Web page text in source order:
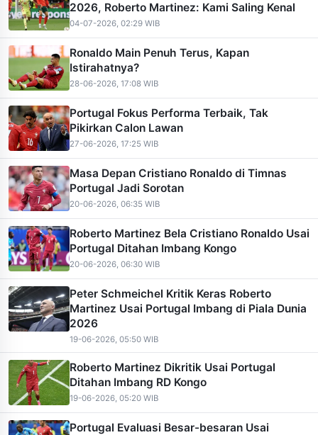
2026, Roberto Martinez: Kami Saling Kenal
04-07-2026, 02:29 WIB
Ronaldo Main Penuh Terus, Kapan
Istirahatnya?
28-06-2026, 17:08 WIB
Portugal Fokus Performa Terbaik, Tak
Pikirkan Calon Lawan
27-06-2026, 17:25 WIB
Masa Depan Cristiano Ronaldo di Timnas
Portugal Jadi Sorotan
20-06-2026, 06:35 WIB
Roberto Martinez Bela Cristiano Ronaldo Usai
Portugal Ditahan Imbang Kongo
20-06-2026, 06:30 WIB
Peter Schmeichel Kritik Keras Roberto
Martinez Usai Portugal Imbang di Piala Dunia
2026
19-06-2026, 05:50 WIB
Roberto Martinez Dikritik Usai Portugal
Ditahan Imbang RD Kongo
19-06-2026, 05:20 WIB
Portugal Evaluasi Besar-besaran Usai